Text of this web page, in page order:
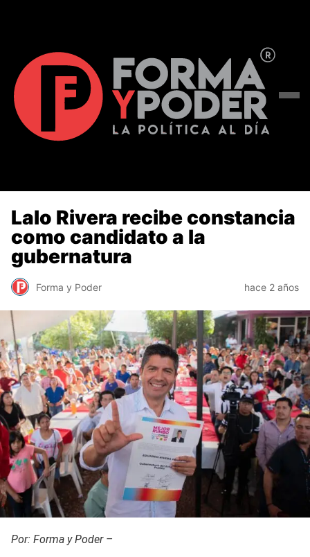
Lalo Rivera recibe constancia
como candidato a la
gubernatura
Forma y Poder hace 2 años
Por: Forma y Poder –